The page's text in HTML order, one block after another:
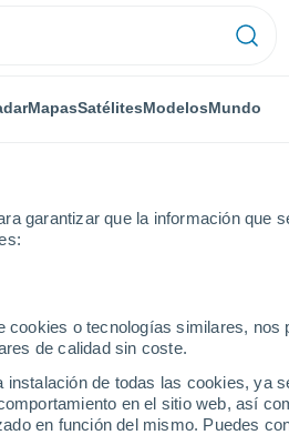
garantizar que la información que
cookies o tecnologías similares, nos
de calidad sin coste.
instalación de todas las cookies, ya
en el sitio web, así
en función del mismo. Puedes
MapasSatélitesModelosMundo
Potosí